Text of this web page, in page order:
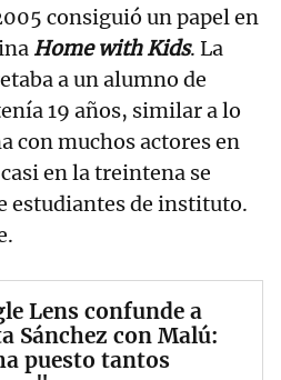
consiguió un papel en
Home with Kids. La
a un alumno de
19 años, similar a lo
con muchos actores en
en la treintena se
estudiantes de instituto.
Lens confunde a
Sánchez con Malú:
puesto tantos